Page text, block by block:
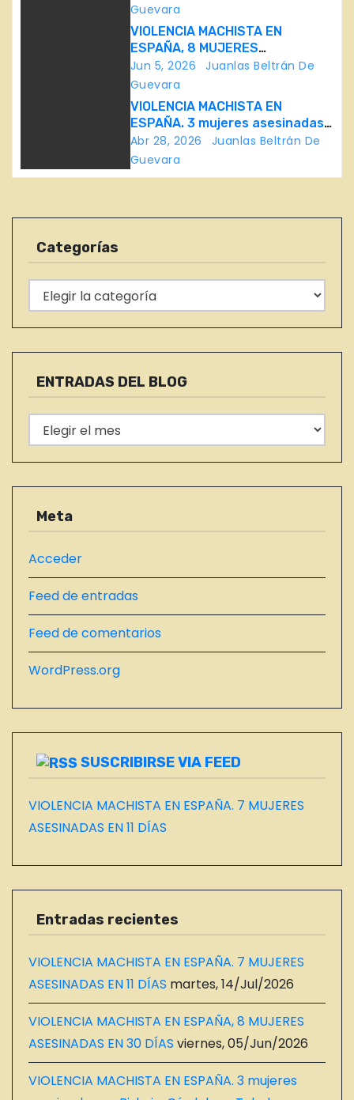
d
t
r
a
s
Guevara
VIOLENCIA MACHISTA EN
ESPAÑA, 8 MUJERES
ASESINADAS EN 30 DÍAS
Jun 5, 2026
Juanlas Beltrán De
Guevara
VIOLENCIA MACHISTA EN
ESPAÑA. 3 mujeres asesinadas
en Bizkaia, Córdoba y Toledo
Abr 28, 2026
Juanlas Beltrán De
Guevara
Categorías
a
t
e
í
a
s
ENTRADAS DEL BLOG
N
T
R
A
S
D
B
O
G
Meta
Acceder
Feed de entradas
Feed de comentarios
WordPress.org
SUSCRIBIRSE VIA FEED
VIOLENCIA MACHISTA EN ESPAÑA. 7 MUJERES
ASESINADAS EN 11 DÍAS
Entradas recientes
VIOLENCIA MACHISTA EN ESPAÑA. 7 MUJERES
ASESINADAS EN 11 DÍAS martes, 14/Jul/2026
VIOLENCIA MACHISTA EN ESPAÑA, 8 MUJERES
ASESINADAS EN 30 DÍAS viernes, 05/Jun/2026
VIOLENCIA MACHISTA EN ESPAÑA. 3 mujeres